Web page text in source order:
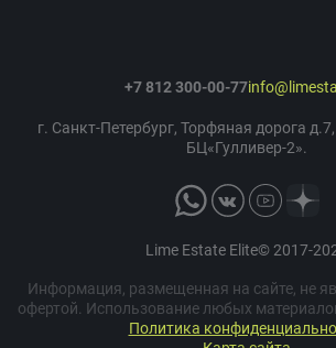
Lime Estate Elite© 2017-
Информация, размещенная на сайте, не
офертой. Использование любых
Политика
+7 812 300-00-77
г. Санкт-Петербург, Торфяная дорога
БЦ«Гулливер-2».